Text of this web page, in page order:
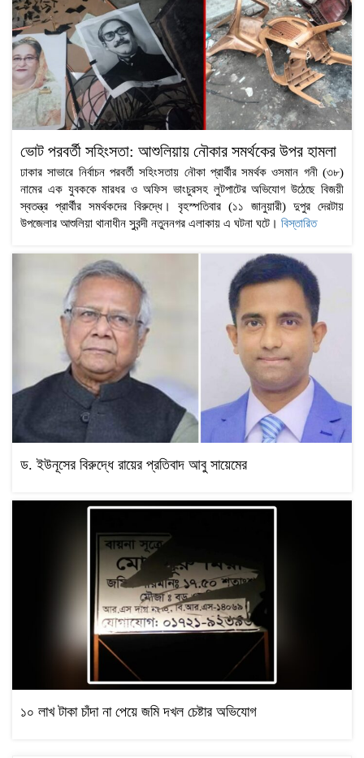
ভোট পরবর্তী সহিংসতা: আশুলিয়ায় নৌকার সমর্থকের উপর হামলা
ঢাকার সাভারে নির্বাচন পরবর্তী সহিংসতায় নৌকা প্রার্থীর সমর্থক ওসমান গনী (৩৮)
নামের এক যুবককে মারধর ও অফিস ভাংচুরসহ লুটপাটের অভিযোগ উঠেছে বিজয়ী
স্বতন্ত্র প্রার্থীর সমর্থকদের বিরুদ্ধে। বৃহস্পতিবার (১১ জানুয়ারী) দুপুর দেরটায়
উপজেলার আশুলিয়া থানাধীন সুবন্দী নতুননগর এলাকায় এ ঘটনা ঘটে। বিস্তারিত
ড. ইউনূসের বিরুদ্ধে রায়ের প্রতিবাদ আবু সায়েমের
১০ লাখ টাকা চাঁদা না পেয়ে জমি দখল চেষ্টার অভিযোগ